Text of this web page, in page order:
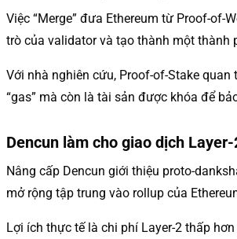
Việc “Merge” đưa Ethereum từ Proof-
trò của validator và tạo thành một thành
Với nhà nghiên cứu, Proof-of-Stake
“gas” mà còn là tài sản được khóa để
Dencun làm cho giao dịch
Nâng cấp Dencun giới thiệu proto-
mở rộng tập trung vào rollup của
Lợi ích thực tế là chi phí Layer-2 thấp